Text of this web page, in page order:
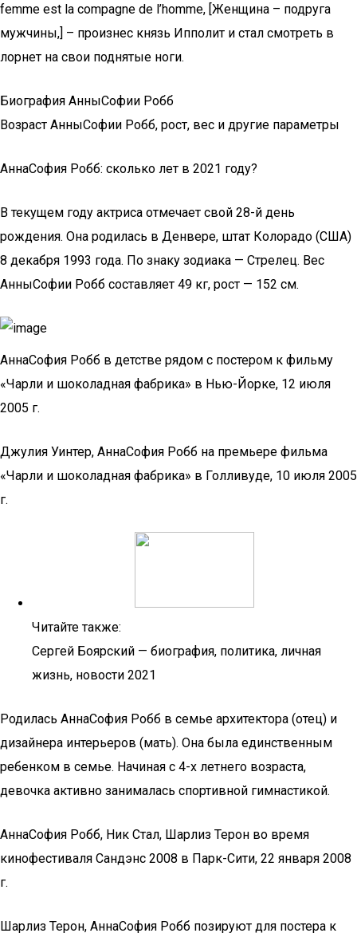
femme est la compagne de l’homme, [Женщина – подруга
мужчины,] – произнес князь Ипполит и стал смотреть в
лорнет на свои поднятые ноги.
Биография АнныСофии Робб
Возраст АнныСофии Робб, рост, вес и другие параметры
АннаСофия Робб: сколько лет в 2021 году?
В текущем году актриса отмечает свой 28-й день
рождения. Она родилась в Денвере, штат Колорадо (США)
8 декабря 1993 года. По знаку зодиака — Стрелец. Вес
АнныСофии Робб составляет 49 кг, рост — 152 см.
АннаСофия Робб в детстве рядом с постером к фильму
«Чарли и шоколадная фабрика» в Нью-Йорке, 12 июля
2005 г.
Джулия Уинтер, АннаСофия Робб на премьере фильма
«Чарли и шоколадная фабрика» в Голливуде, 10 июля 2005
г.
Читайте также:
Сергей Боярский — биография, политика, личная
жизнь, новости 2021
Родилась АннаСофия Робб в семье архитектора (отец) и
дизайнера интерьеров (мать). Она была единственным
ребенком в семье. Начиная с 4-х летнего возраста,
девочка активно занималась спортивной гимнастикой.
АннаСофия Робб, Ник Стал, Шарлиз Терон во время
кинофестиваля Сандэнс 2008 в Парк-Сити, 22 января 2008
г.
Шарлиз Терон, АннаСофия Робб позируют для постера к